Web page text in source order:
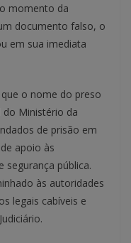
momento da
documento falso, o
em sua imediata
o nome do preso
Ministério da
de prisão em
apoio às
segurança pública.
às autoridades
legais cabíveis e